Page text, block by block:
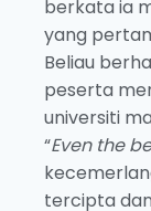
berkata ia
yang
Beliau
peserta
universiti
“Even the
tercipta